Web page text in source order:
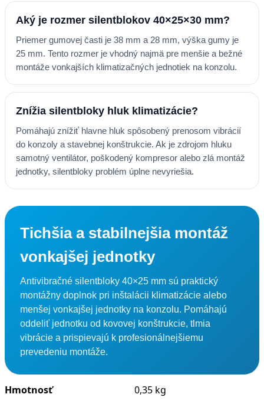
Aký je rozmer silentblokov 40×25×30 mm?
Priemer gumovej časti je 38 mm a 28 mm, výška gumy je
25 mm. Tento rozmer je vhodný najmä pre menšie a bežné
montáže vonkajších klimatizačných jednotiek na konzolu.
Znížia silentbloky hluk klimatizácie?
Pomáhajú znížiť hlavne hluk spôsobený prenosom vibrácií
do konzoly a stavebnej konštrukcie. Ak je zdrojom hluku
samotný ventilátor, poškodený kompresor alebo zlá montáž
jednotky, silentbloky problém úplne nevyriešia.
Tichšia a stabilnejšia montáž
vonkajšej jednotky
Antivibračné silentbloky 40×25 mm sú praktický
montážny doplnok pri inštalácii klimatizácie alebo
menšej vonkajšej jednotky na konzolu. Pomáhajú
oddeliť jednotku od kovovej konštrukcie, tlmia
vibrácie a prispievajú k profesionálnejšiemu
prevedeniu montáže.
Hmotnosť 0,35 kg